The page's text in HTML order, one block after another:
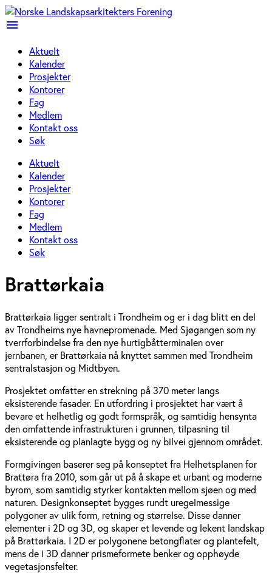
menu
Aktuelt
Kalender
Prosjekter
Kontorer
Fag
Medlem
Kontakt oss
Søk
Aktuelt
Kalender
Prosjekter
Kontorer
Fag
Medlem
Kontakt oss
Søk
Brattørkaia
Brattørkaia ligger sentralt i Trondheim og er i dag blitt en del
av Trondheims nye havnepromenade. Med Sjøgangen som ny
tverrforbindelse fra den nye hurtigbåtterminalen over
jernbanen, er Brattørkaia nå knyttet sammen med Trondheim
sentralstasjon og Midtbyen.
Prosjektet omfatter en strekning på 370 meter langs
eksisterende fasader. En utfordring i prosjektet har vært å
bevare et helhetlig og godt formspråk, og samtidig hensynta
den omfattende infrastrukturen i grunnen, tilpasning til
eksisterende og planlagte bygg og ny bilvei gjennom området.
Formgivingen baserer seg på konseptet fra Helhetsplanen for
Brattøra fra 2010, som går ut på å skape et urbant og moderne
byrom, som samtidig styrker kontakten mellom sjøen og med
naturen. Designkonseptet bygges rundt uregelmessige
polygoner av ulik form, retning og størrelse. Disse danner
elementer i 2D og 3D, og skaper et levende og lekent landskap
på Brattørkaia. I 2D er polygonene betongflater og plantefelt,
mens de i 3D danner prismeformete benker og opphøyde
vegetasjonsfelter.